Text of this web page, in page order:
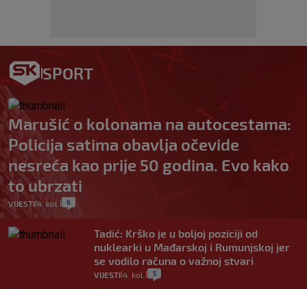
SPORT
Marušić o kolonama na autocestama:
Policija satima obavlja očevide
nesreća kao prije 50 godina. Evo kako
to ubrzati
VIJESTI 4. kol. 6
Tadić: Krško je u boljoj poziciji od
nuklearki u Mađarskoj i Rumunjskoj jer
se vodilo računa o važnoj stvari
VIJESTI 4. kol. 5